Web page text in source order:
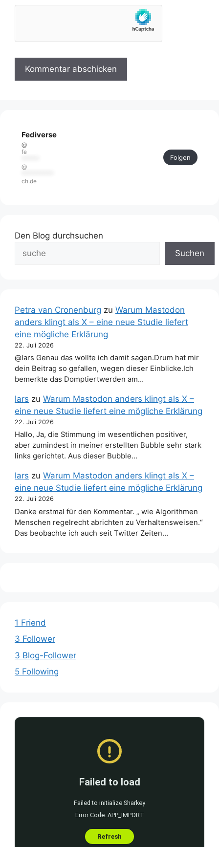
Fediverse
@
fe
@
ch.de
Folgen
Den Blog durchsuchen
Suchen
Petra van Cronenburg zu Warum Mastodon
anders klingt als X – eine neue Studie liefert
eine mögliche Erklärung
22. Juli 2026
@lars Genau das wollte ich damit sagen.Drum hat mir
dein Beitrag so gefallen, wegen dieser Einblicke.Ich
bemerkte das Domptiertwerden am…
lars zu Warum Mastodon anders klingt als X –
eine neue Studie liefert eine mögliche Erklärung
22. Juli 2026
Hallo, Ja, die Stimmung im wesentlichen positiver,
aber zumindest in meiner erstellten Bubble sehr stark
links gerichtet. Aus dieser Bubble…
lars zu Warum Mastodon anders klingt als X –
eine neue Studie liefert eine mögliche Erklärung
22. Juli 2026
Danke erstmal für den Kommentar. „ wie Algorithmen
Menschen regelrecht abrichten zu Verhaltensweisen.“
Das beobachte ich auch seit Twitter Zeiten…
1 Friend
3 Follower
3 Blog-Follower
5 Following